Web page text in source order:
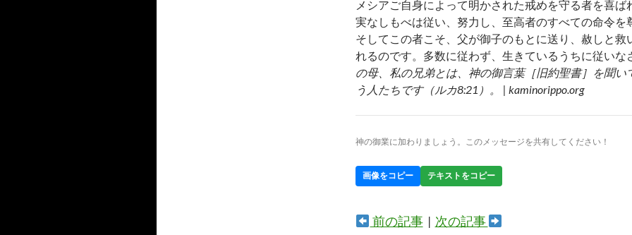
メシアご自身によって明かされた戒めを守る者を喜ば
実なしもべは従い、努力し、至高者のすべての命令を
そしてこの者こそ、父が御子のもとに送り、赦しと救
れるのです。多数に従わず、生きているうちに従いな
の母、私の兄弟とは、神の御言葉［旧約聖書］を聞い
う人たちです（ルカ8:21）。 | kaminorippo.org
神の御業に加わりましょう。このメッセージを共有してください！
画像をコピー テキストをコピー
前の記事| 次の記事